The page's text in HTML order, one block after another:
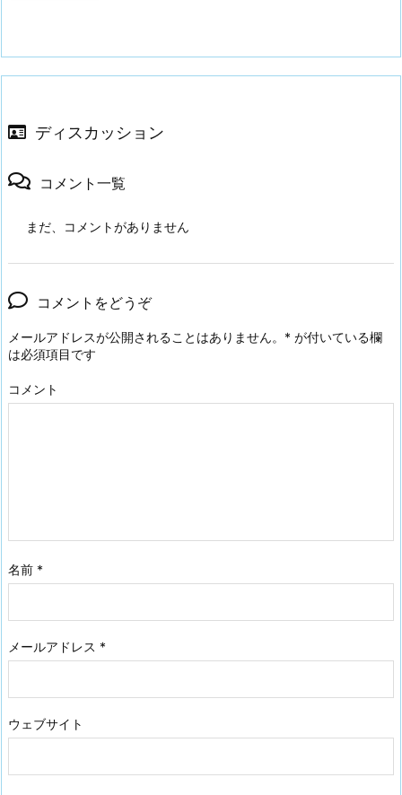
ディスカッション
コメント一覧
まだ、コメントがありません
コメントをどうぞ
メールアドレスが公開されることはありません。 * が付いている欄
は必須項目です
コメント
名前 *
メールアドレス *
ウェブサイト